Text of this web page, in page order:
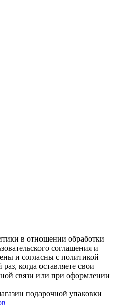
в отношении обработки
соглашения и
и согласны с политикой
когда оставляете свои
связи или при оформлении
подарочной упаковки